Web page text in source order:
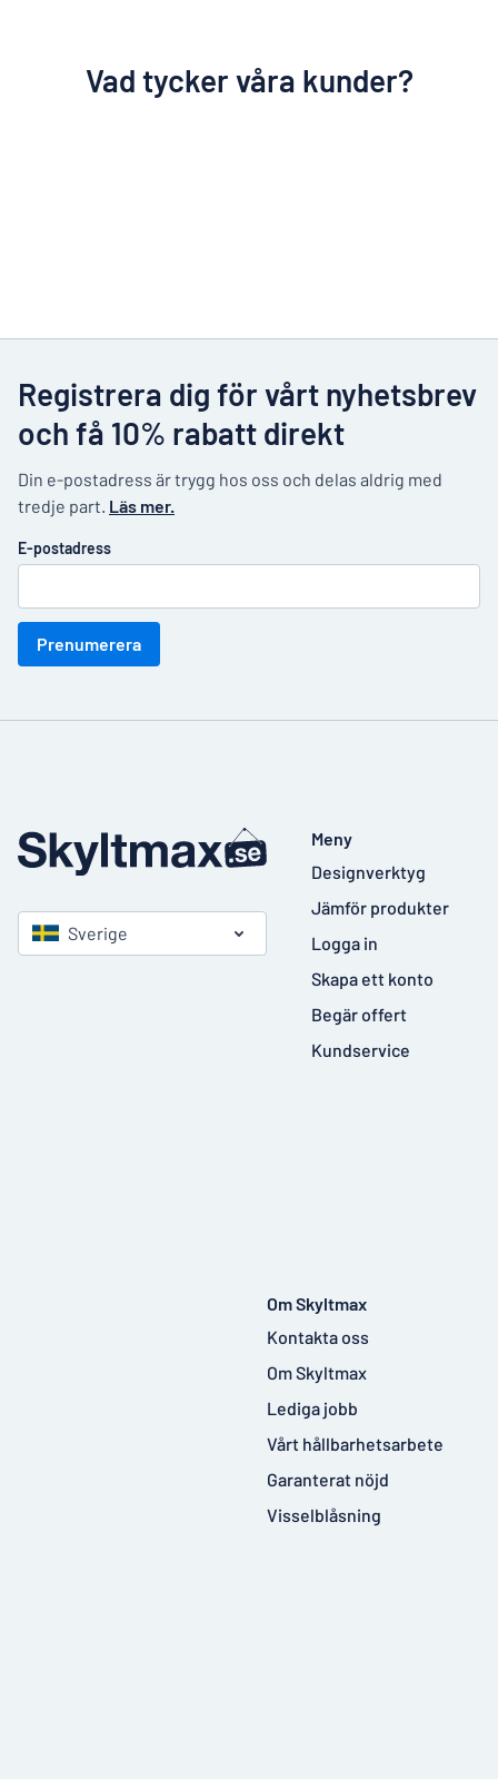
Vad tycker våra kunder?
Registrera dig för vårt nyhetsbrev
och få 10% rabatt direkt
Din e-postadress är trygg hos oss och delas aldrig med
tredje part. Läs mer.
E-postadress
Prenumerera
Sverige
Meny
Designverktyg
Jämför produkter
Logga in
Skapa ett konto
Begär offert
Kundservice
Om Skyltmax
Kontakta oss
Om Skyltmax
Lediga jobb
Vårt hållbarhetsarbete
Garanterat nöjd
Visselblåsning